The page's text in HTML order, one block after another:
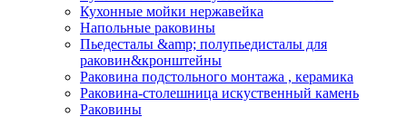
Кухонные мойки нержавейка
Напольные раковины
Пьедесталы &amp; полупьедисталы для
раковин&кронштейны
Раковина подстольного монтажа , керамика
Раковина-столешница искуственный камень
Раковины